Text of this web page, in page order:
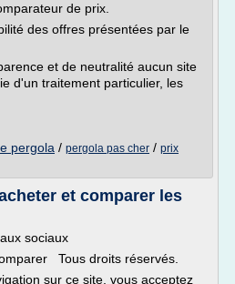
de prix.
des offres présentées par le
et de neutralité aucun site
d'un traitement particulier, les
pergola / pergola pas cher / prix
et comparer les
sociaux
Tous droits réservés.
sur ce site, vous acceptez